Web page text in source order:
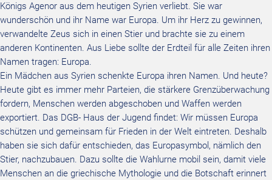
Königs Agenor aus dem heutigen Syrien verliebt. Sie war
wunderschön und ihr Name war Europa. Um ihr Herz zu gewinnen,
verwandelte Zeus sich in einen Stier und brachte sie zu einem
anderen Kontinenten. Aus Liebe sollte der Erdteil für alle Zeiten ihren
Namen tragen: Europa.
Ein Mädchen aus Syrien schenkte Europa ihren Namen. Und heute?
Heute gibt es immer mehr Parteien, die stärkere Grenzüberwachung
fordern, Menschen werden abgeschoben und Waffen werden
exportiert. Das DGB- Haus der Jugend findet: Wir müssen Europa
schützen und gemeinsam für Frieden in der Welt eintreten. Deshalb
haben sie sich dafür entschieden, das Europasymbol, nämlich den
Stier, nachzubauen. Dazu sollte die Wahlurne mobil sein, damit viele
Menschen an die griechische Mythologie und die Botschaft erinnert